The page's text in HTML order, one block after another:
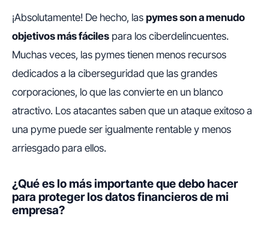
¡Absolutamente! De hecho, las pymes son a menudo
objetivos más fáciles para los ciberdelincuentes.
Muchas veces, las pymes tienen menos recursos
dedicados a la ciberseguridad que las grandes
corporaciones, lo que las convierte en un blanco
atractivo. Los atacantes saben que un ataque exitoso a
una pyme puede ser igualmente rentable y menos
arriesgado para ellos.
¿Qué es lo más importante que debo hacer
para proteger los datos financieros de mi
empresa?